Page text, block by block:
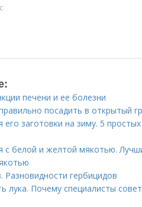
печени и ее болезни
посадить в открытый
заготовки на зиму. 5
белой и желтой мякотью.
гербицидов
Почему специалисты